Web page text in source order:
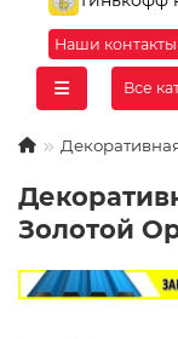
Наши
Все
Золотой